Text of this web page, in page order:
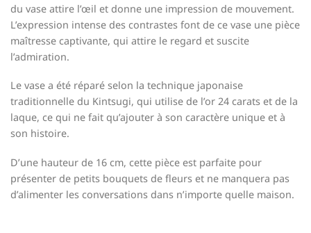
du vase attire l’œil et donne une impression de mouvement.
L’expression intense des contrastes font de ce vase une pièce
maîtresse captivante, qui attire le regard et suscite
l’admiration.
Le vase a été réparé selon la technique japonaise
traditionnelle du Kintsugi, qui utilise de l’or 24 carats et de la
laque, ce qui ne fait qu’ajouter à son caractère unique et à
son histoire.
D’une hauteur de 16 cm, cette pièce est parfaite pour
présenter de petits bouquets de fleurs et ne manquera pas
d’alimenter les conversations dans n’importe quelle maison.